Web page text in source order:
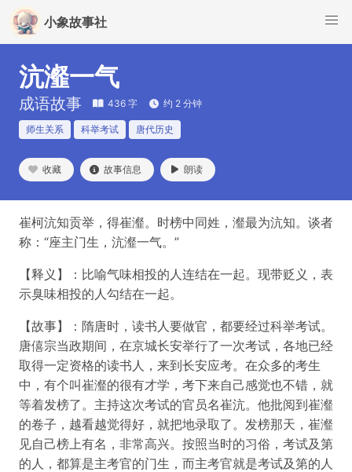
小象故事社
沆瀣一气
成语故事 436 字 约 2 分钟
师生关系 科举考试 唐代历史
收藏 故事信息 朗读
崔柯沆知贡举，得崔瀣。时榜中同姓，瀣最为沆知。谈者
称：“座主门生，沆瀣一气。”
【释义】：比喻气味相投的人连结在一起。现带贬义，表
示臭味相投的人勾结在一起。
【故事】：隋唐时，读书人要做官，都要经过科举考试。
唐僖宗当政期间，在京城长安举行了一次考试，各地已经
取得一定资格的读书人，来到长安应考。在众多的考生
中，有个叫崔瀣的很有才学，考下来自己感觉也不错，就
等着发榜了。主持这次考试的官员名崔沆。他批阅到崔瀣
的卷子，越看越觉得好，就把地录取了。发榜那天，崔瀣
见自己榜上有名，非常高兴。按照当时的习俗，考试及第
的人，都算是主考官的门生，而主考官就是考试及第的人